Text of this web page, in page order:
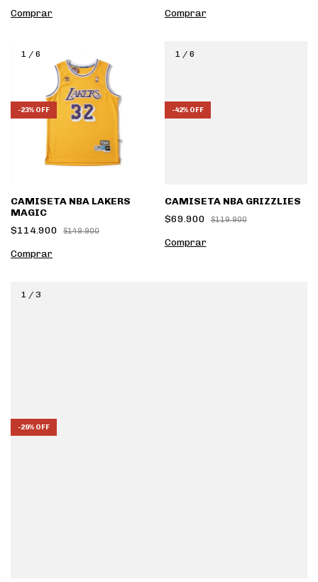
Comprar Comprar
1 / 6
-23% OFF
CAMISETA NBA LAKERS
MAGIC
$114.900
$149.900
Comprar
1/ 6
-42% OFF
CAMISETA NBA GRIZZLIES
$69.900
$119.900
Comprar
1 / 3
-29% OFF